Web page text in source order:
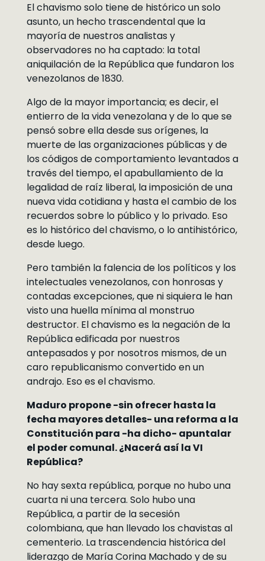
El chavismo solo tiene de histórico un solo
asunto, un hecho trascendental que la
mayoría de nuestros analistas y
observadores no ha captado: la total
aniquilación de la República que fundaron los
venezolanos de 1830.
Algo de la mayor importancia; es decir, el
entierro de la vida venezolana y de lo que se
pensó sobre ella desde sus orígenes, la
muerte de las organizaciones públicas y de
los códigos de comportamiento levantados a
través del tiempo, el apabullamiento de la
legalidad de raíz liberal, la imposición de una
nueva vida cotidiana y hasta el cambio de los
recuerdos sobre lo público y lo privado. Eso
es lo histórico del chavismo, o lo antihistórico,
desde luego.
Pero también la falencia de los políticos y los
intelectuales venezolanos, con honrosas y
contadas excepciones, que ni siquiera le han
visto una huella mínima al monstruo
destructor. El chavismo es la negación de la
República edificada por nuestros
antepasados y por nosotros mismos, de un
caro republicanismo convertido en un
andrajo. Eso es el chavismo.
Maduro propone -sin ofrecer hasta la
fecha mayores detalles- una reforma a la
Constitución para -ha dicho- apuntalar
el poder comunal. ¿Nacerá así la VI
República?
No hay sexta república, porque no hubo una
cuarta ni una tercera. Solo hubo una
República, a partir de la secesión
colombiana, que han llevado los chavistas al
cementerio. La trascendencia histórica del
liderazgo de María Corina Machado y de su